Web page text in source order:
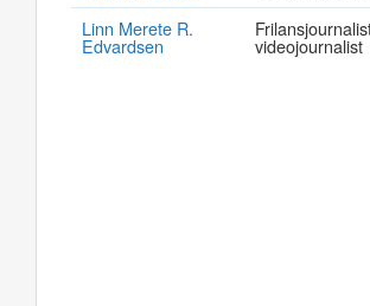
Linn Merete R.
Edvardsen videojournalist